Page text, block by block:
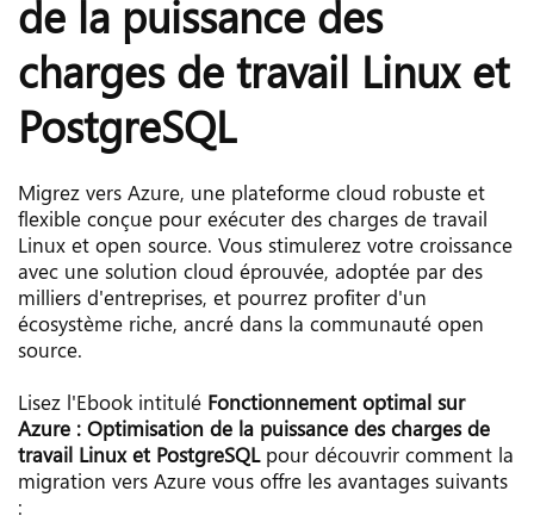
de la puissance des
charges de travail Linux et
PostgreSQL
Migrez vers Azure, une plateforme cloud robuste et
flexible conçue pour exécuter des charges de travail
Linux et open source. Vous stimulerez votre croissance
avec une solution cloud éprouvée, adoptée par des
milliers d'entreprises, et pourrez profiter d'un
écosystème riche, ancré dans la communauté open
source.
Lisez l'Ebook intitulé Fonctionnement optimal sur
Azure : Optimisation de la puissance des charges de
travail Linux et PostgreSQL pour découvrir comment la
migration vers Azure vous offre les avantages suivants
: